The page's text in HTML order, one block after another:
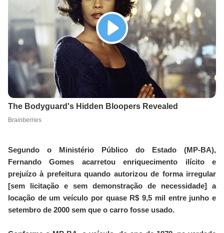
Segundo o Ministério Público do Estado (MP-BA),
Fernando Gomes acarretou enriquecimento ilícito e
prejuízo à prefeitura quando autorizou de forma irregular
[sem licitação e sem demonstração de necessidade] a
locação de um veículo por quase R$ 9,5 mil entre junho e
setembro de 2000 sem que o carro fosse usado.